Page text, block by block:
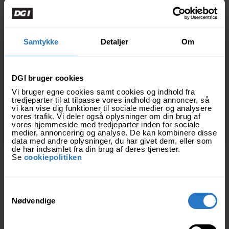
Samtykke Detaljer Om
DGI bruger cookies
Vi bruger egne cookies samt cookies og indhold fra
tredjeparter til at tilpasse vores indhold og annoncer, så
vi kan vise dig funktioner til sociale medier og analysere
vores trafik. Vi deler også oplysninger om din brug af
vores hjemmeside med tredjeparter inden for sociale
medier, annoncering og analyse. De kan kombinere disse
data med andre oplysninger, du har givet dem, eller som
de har indsamlet fra din brug af deres tjenester.
Se cookiepolitiken
Nødvendige
indholdet her, hvis du
accepterer marketing-
Ret dine cookie-indstillinger
Vil du feste med os?